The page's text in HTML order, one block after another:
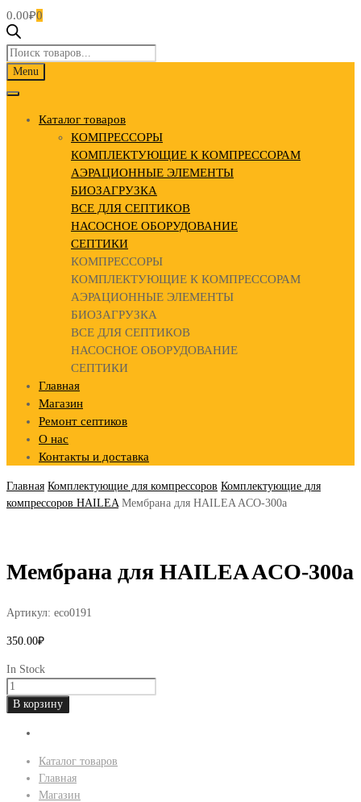
0.00₽0
Поиск
товаров
Skip
Menu
Каталог товаров
КОМПРЕССОРЫ
КОМПЛЕКТУЮЩИЕ К КОМПРЕССОРАМ
АЭРАЦИОННЫЕ ЭЛЕМЕНТЫ
БИОЗАГРУЗКА
ВСЕ ДЛЯ СЕПТИКОВ
НАСОСНОЕ ОБОРУДОВАНИЕ
СЕПТИКИ
КОМПРЕССОРЫ
КОМПЛЕКТУЮЩИЕ К КОМПРЕССОРАМ
АЭРАЦИОННЫЕ ЭЛЕМЕНТЫ
БИОЗАГРУЗКА
ВСЕ ДЛЯ СЕПТИКОВ
НАСОСНОЕ ОБОРУДОВАНИЕ
СЕПТИКИ
Главная
Магазин
Ремонт септиков
О нас
Контакты и доставка
Главная Комплектующие для компрессоров Комплектующие для
компрессоров HAILEA Мембрана для HAILEA ACO-300a
Мембрана для HAILEA ACO-300a
Артикул: eco0191
350.00₽
In Stock
Количество
товара
В корзину
Каталог товаров
Главная
Магазин